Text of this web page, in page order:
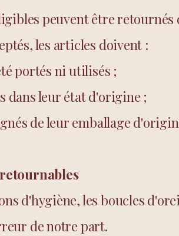
peuvent être
les articles doivent :
portés ni utilisés ;
dans leur état d'origine ;
de leur emballage
d'hygiène, les boucles
de notre part.